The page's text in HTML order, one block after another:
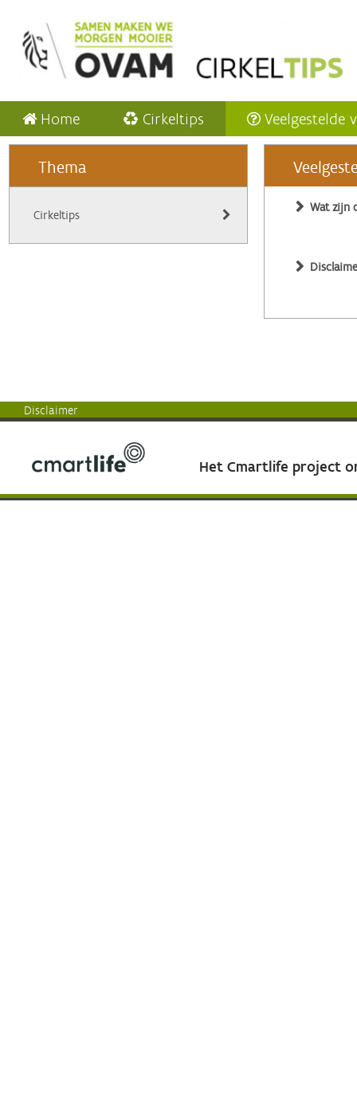
Home Cirkeltips Veelgestelde
Thema
Cirkeltips
Wat zijn
Disclaimer
Het Cmartlife project